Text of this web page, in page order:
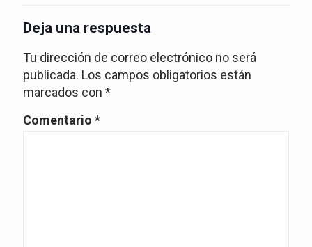
Deja una respuesta
Tu dirección de correo electrónico no será
publicada. Los campos obligatorios están
marcados con *
Comentario *